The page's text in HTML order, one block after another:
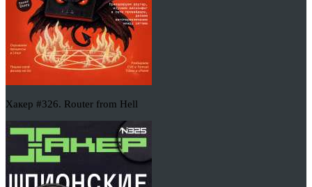
Хакер #326. Router from Hell